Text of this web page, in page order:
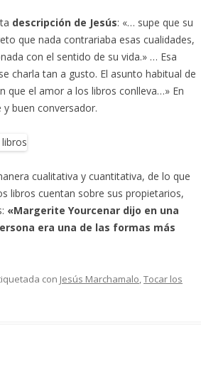
descripción de Jesús: «… supe que su
que nada contrariaba esas cualidades,
con el sentido de su vida.» … Esa
charla tan a gusto. El asunto habitual de
que el amor a los libros conlleva…» En
buen conversador.
cualitativa y cuantitativa, de lo que
libros cuentan sobre sus propietarios,
«Margerite Yourcenar dijo en una
era una de las formas más
con Jesús Marchamalo,Tocar los